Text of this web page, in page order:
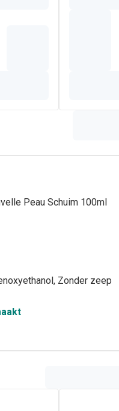
Peau Schuim 100ml
Zonder zeep